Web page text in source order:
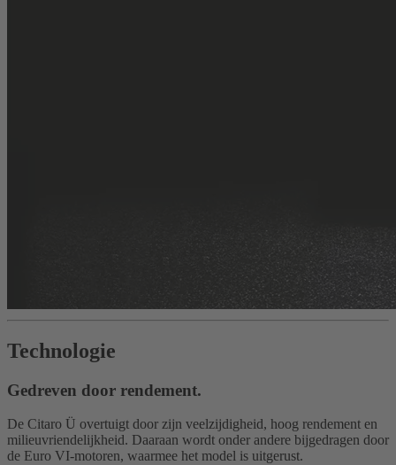
Technologie
Gedreven door rendement.
De Citaro Ü overtuigt door zijn veelzijdigheid, hoog rendement en
milieuvriendelijkheid. Daaraan wordt onder andere bijgedragen door
de Euro VI-motoren, waarmee het model is uitgerust.